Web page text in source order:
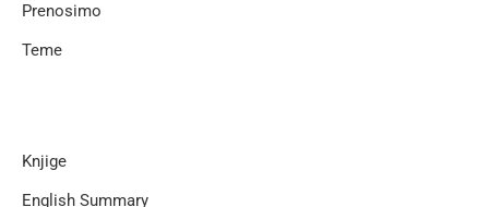
Prenosimo
Teme
Knjige
English Summary